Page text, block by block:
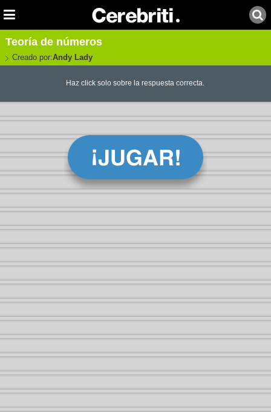
Teoría de números
Creado por:Andy Lady
Haz click solo sobre la respuesta correcta.